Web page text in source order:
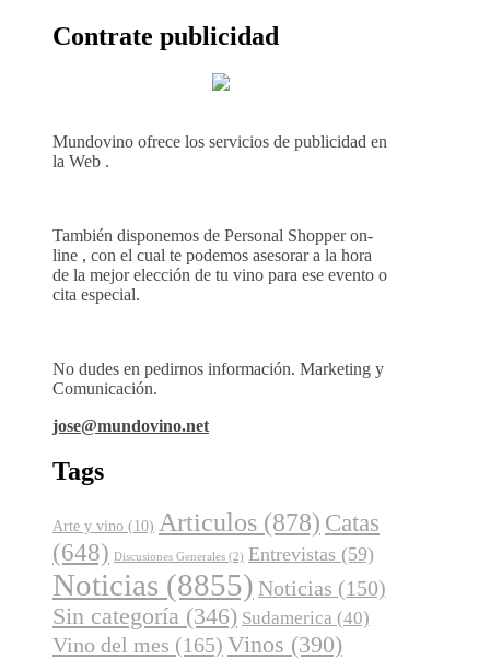
Contrate publicidad
Mundovino ofrece los servicios de publicidad en
la Web .
También disponemos de Personal Shopper on-
line , con el cual te podemos asesorar a la hora
de la mejor elección de tu vino para ese evento o
cita especial.
No dudes en pedirnos información. Marketing y
Comunicación.
jose@mundovino.net
Tags
Arte y vino (10) Articulos (878) Catas
(648) Discusiones Generales (2) Entrevistas (59)
Noticias (8855) Noticias (150)
Sin categoría (346) Sudamerica (40)
Vino del mes (165) Vinos (390)